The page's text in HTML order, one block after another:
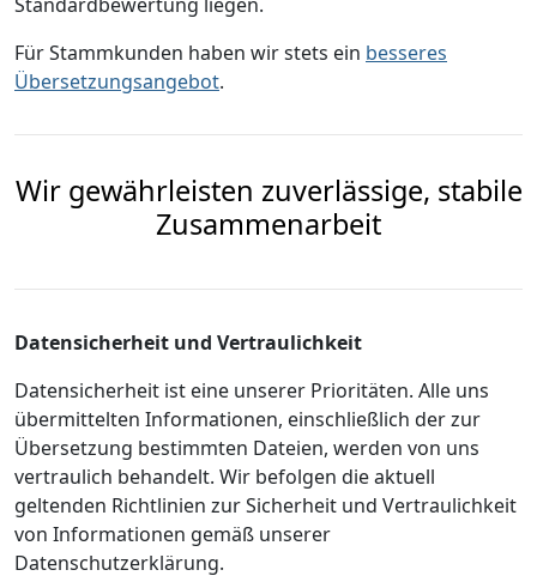
Für Stammkunden haben wir stets ein besseres
Übersetzungsangebot.
Wir gewährleisten zuverlässige, stabile
Zusammenarbeit
Datensicherheit und Vertraulichkeit
Datensicherheit ist eine unserer Prioritäten. Alle uns
übermittelten Informationen, einschließlich der zur
Übersetzung bestimmten Dateien, werden von uns
vertraulich behandelt. Wir befolgen die aktuell
geltenden Richtlinien zur Sicherheit und Vertraulichkeit
von Informationen gemäß unserer
Datenschutzerklärung.